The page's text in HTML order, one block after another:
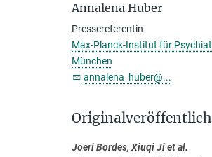
Annalena Huber
Pressereferentin
Max-Planck-Institut für
München
annalena_huber@...
Joeri Bordes, Xiuqi Ji et al.